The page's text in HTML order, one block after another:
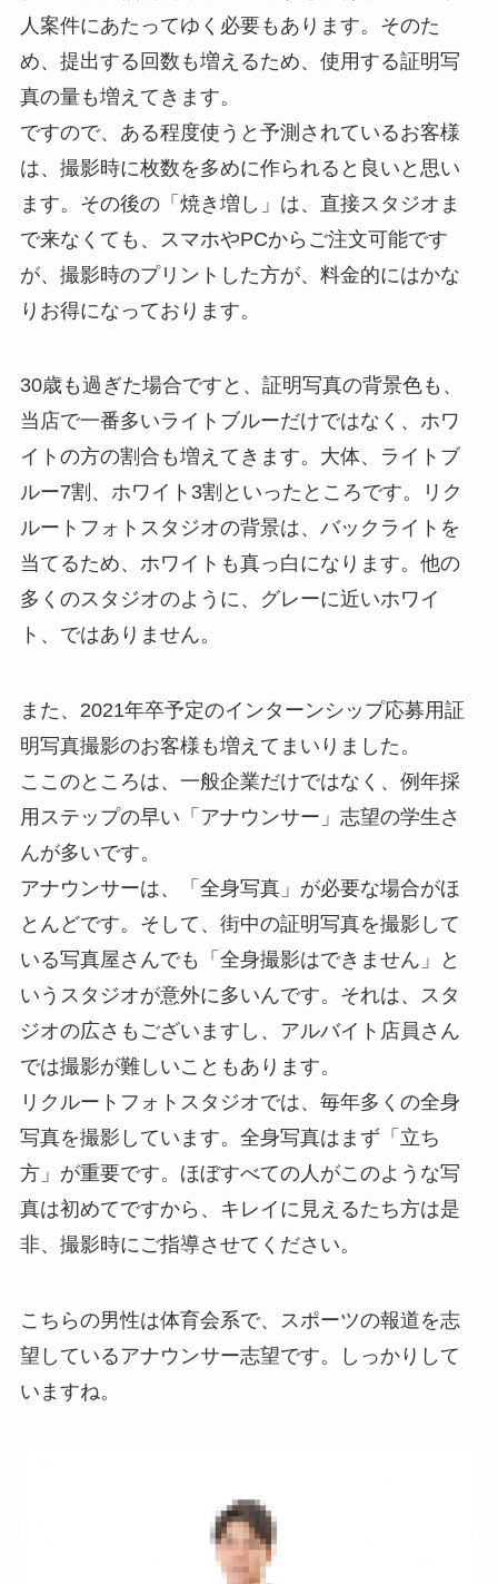
人案件にあたってゆく必要もあります。そのた
め、提出する回数も増えるため、使用する証明写
真の量も増えてきます。
ですので、ある程度使うと予測されているお客様
は、撮影時に枚数を多めに作られると良いと思い
ます。その後の「焼き増し」は、直接スタジオま
で来なくても、スマホやPCからご注文可能です
が、撮影時のプリントした方が、料金的にはかな
りお得になっております。
30歳も過ぎた場合ですと、証明写真の背景色も、
当店で一番多いライトブルーだけではなく、ホワ
イトの方の割合も増えてきます。大体、ライトブ
ルー7割、ホワイト3割といったところです。リク
ルートフォトスタジオの背景は、バックライトを
当てるため、ホワイトも真っ白になります。他の
多くのスタジオのように、グレーに近いホワイ
ト、ではありません。
また、2021年卒予定のインターンシップ応募用証
明写真撮影のお客様も増えてまいりました。
ここのところは、一般企業だけではなく、例年採
用ステップの早い「アナウンサー」志望の学生さ
んが多いです。
アナウンサーは、「全身写真」が必要な場合がほ
とんどです。そして、街中の証明写真を撮影して
いる写真屋さんでも「全身撮影はできません」と
いうスタジオが意外に多いんです。それは、スタ
ジオの広さもございますし、アルバイト店員さん
では撮影が難しいこともあります。
リクルートフォトスタジオでは、毎年多くの全身
写真を撮影しています。全身写真はまず「立ち
方」が重要です。ほぼすべての人がこのような写
真は初めてですから、キレイに見えるたち方は是
非、撮影時にご指導させてください。
こちらの男性は体育会系で、スポーツの報道を志
望しているアナウンサー志望です。しっかりして
いますね。